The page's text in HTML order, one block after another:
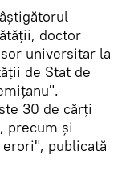
doctor
universitar la
de Stat de
30 de cărți
precum și
publicată